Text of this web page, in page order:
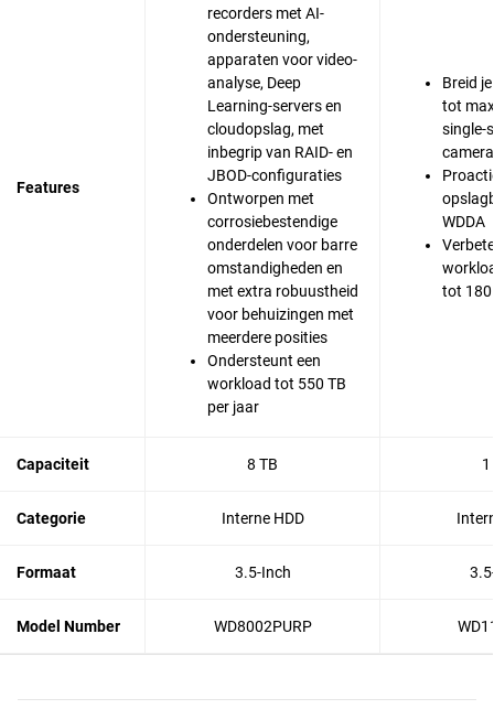
Features
recorders met AI-
ondersteuning,
apparaten voor video-
analyse, Deep
Learning-servers en
cloudopslag, met
inbegrip van RAID- en
JBOD-configuraties
Ontworpen met
corrosiebestendige
onderdelen voor barre
omstandigheden en
met extra robuustheid
voor behuizingen met
meerdere posities
Ondersteunt een
workload tot 550 TB
per jaar
Breid
tot
single-
WDDA
tot 180
Capaciteit 8 TB 1
Categorie Interne HDD
Formaat 3.5-Inch
Model Number WD8002PURP